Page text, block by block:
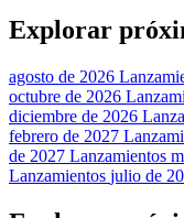
Explorar
agosto de 2026
octubre de 2026
diciembre de 2026
febrero de 2027
de 2027 Lanzamientos
Lanzamientos julio de